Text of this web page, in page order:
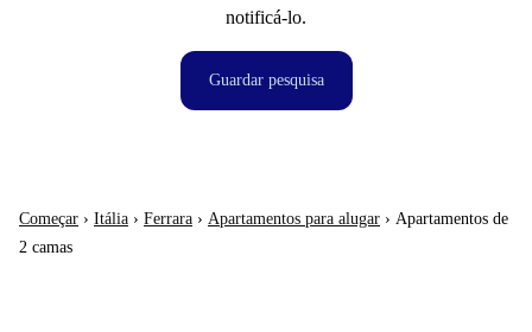
notificá-lo.
Guardar pesquisa
Começar › Itália › Ferrara › Apartamentos para alugar › Apartamentos de
2 camas